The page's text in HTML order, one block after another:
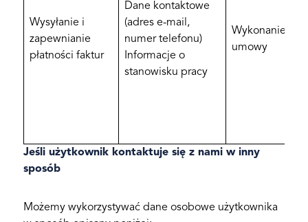
Wysyłanie i
zapewnianie
płatności faktur
Dane kontaktowe
(adres e-mail,
numer telefonu)
Informacje o
stanowisku pracy
Wykonanie
umowy
Jeśli użytkownik kontaktuje się z nami w inny
sposób
Możemy wykorzystywać dane osobowe użytkownika